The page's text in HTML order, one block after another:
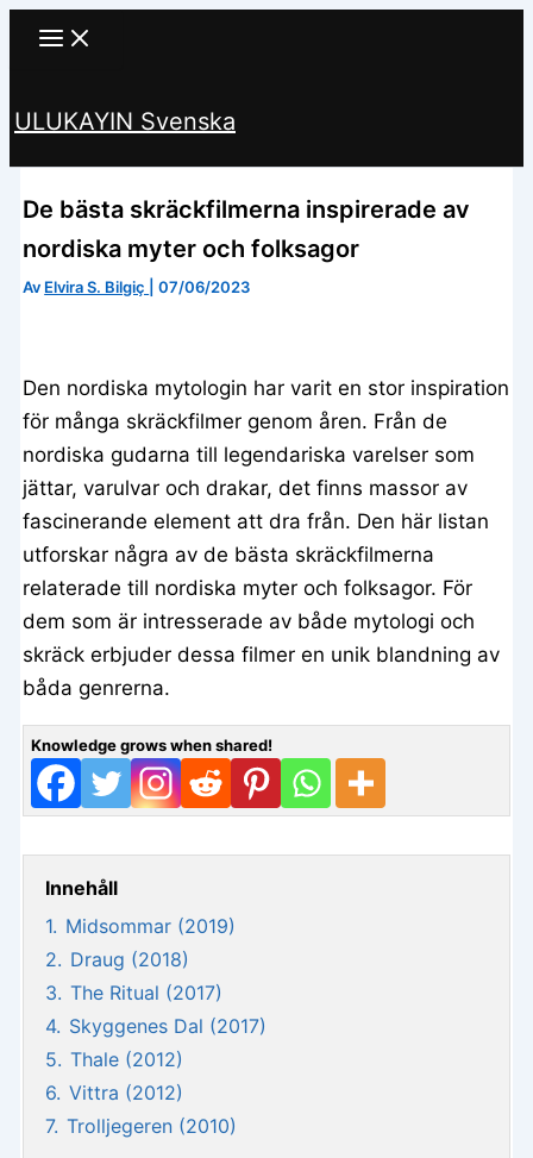
Hoppa
ULUKAYIN Svenska
De bästa skräckfilmerna inspirerade av
nordiska myter och folksagor
Av Elvira S. Bilgiç |07/06/2023
Den nordiska mytologin har varit en stor inspiration
för många skräckfilmer genom åren. Från de
nordiska gudarna till legendariska varelser som
jättar, varulvar och drakar, det finns massor av
fascinerande element att dra från. Den här listan
utforskar några av de bästa skräckfilmerna
relaterade till nordiska myter och folksagor. För
dem som är intresserade av både mytologi och
skräck erbjuder dessa filmer en unik blandning av
båda genrerna.
Knowledge grows when shared!
Innehåll
1. Midsommar (2019)
2. Draug (2018)
3. The Ritual (2017)
4. Skyggenes Dal (2017)
5. Thale (2012)
6. Vittra (2012)
7. Trolljegeren (2010)